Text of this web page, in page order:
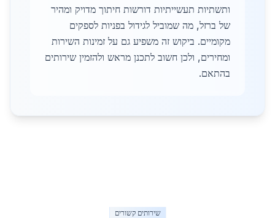
ותשתיות תעשייתיות דורשות חיתוך מדויק ומהיר
של ברזל, מה שמוביל לגידול בפניות לספקים
מקומיים. ביקוש זה משפיע גם על זמינות השירות
ומחירים, ולכן חשוב לתכנן מראש ולהזמין שירותים
בהתאם.
שירותים קשורים